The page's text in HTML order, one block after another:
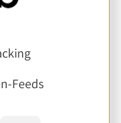
Feeds